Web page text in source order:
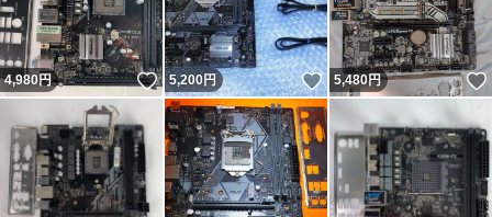
4,980円 いいね！
5,200円 いいね！
5,480円